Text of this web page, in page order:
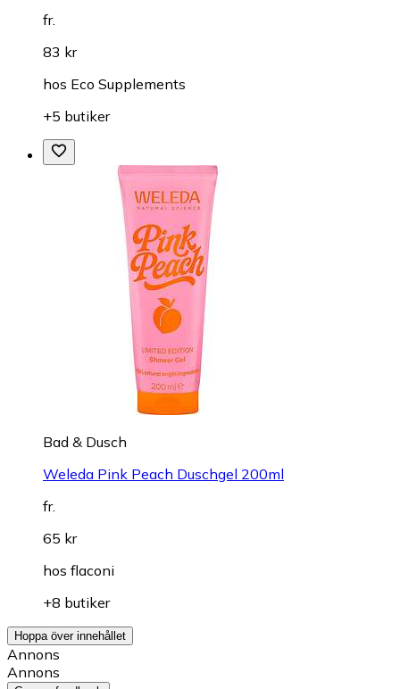
fr.
83 kr
hos Eco Supplements
+5 butiker
Bad & Dusch
Weleda Pink Peach Duschgel 200ml
fr.
65 kr
hos flaconi
+8 butiker
Hoppa över innehållet
Annons
Annons